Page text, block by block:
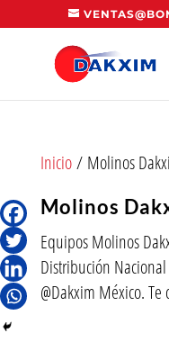
Inicio/ Molinos
Molinos
Equipos Molinos
Distribución
@Dakxim México.